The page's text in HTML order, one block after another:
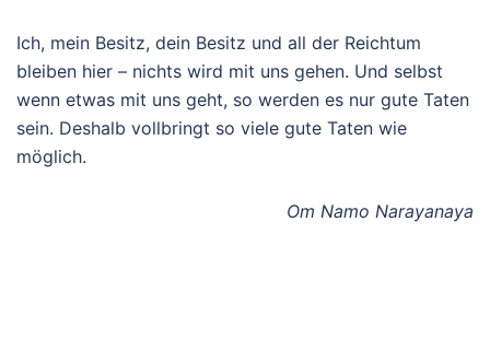
Ich, mein Besitz, dein Besitz und all der Reichtum
bleiben hier – nichts wird mit uns gehen. Und selbst
wenn etwas mit uns geht, so werden es nur gute Taten
sein. Deshalb vollbringt so viele gute Taten wie
möglich.
Om Namo Narayanaya